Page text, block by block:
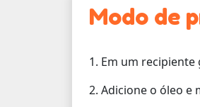
Modo de
1. Em um
2. Adicione o óleo e